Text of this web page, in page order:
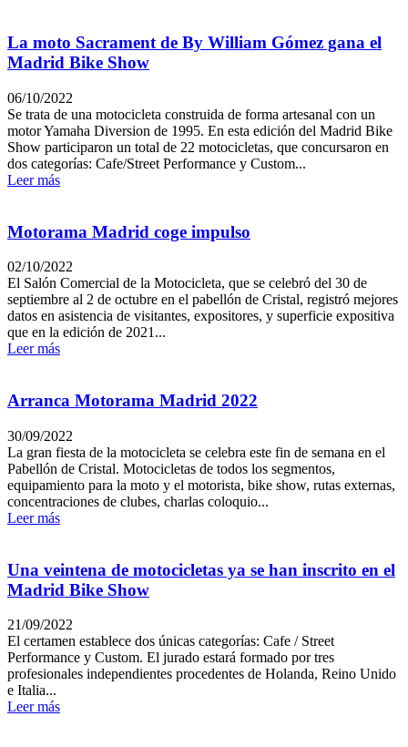
La moto Sacrament de By William Gómez gana el
Madrid Bike Show
06/10/2022
Se trata de una motocicleta construida de forma artesanal con un
motor Yamaha Diversion de 1995. En esta edición del Madrid Bike
Show participaron un total de 22 motocicletas, que concursaron en
dos categorías: Cafe/Street Performance y Custom...
Leer más
Motorama Madrid coge impulso
02/10/2022
El Salón Comercial de la Motocicleta, que se celebró del 30 de
septiembre al 2 de octubre en el pabellón de Cristal, registró mejores
datos en asistencia de visitantes, expositores, y superficie expositiva
que en la edición de 2021...
Leer más
Arranca Motorama Madrid 2022
30/09/2022
La gran fiesta de la motocicleta se celebra este fin de semana en el
Pabellón de Cristal. Motocicletas de todos los segmentos,
equipamiento para la moto y el motorista, bike show, rutas externas,
concentraciones de clubes, charlas coloquio...
Leer más
Una veintena de motocicletas ya se han inscrito en el
Madrid Bike Show
21/09/2022
El certamen establece dos únicas categorías: Cafe / Street
Performance y Custom. El jurado estará formado por tres
profesionales independientes procedentes de Holanda, Reino Unido
e Italia...
Leer más